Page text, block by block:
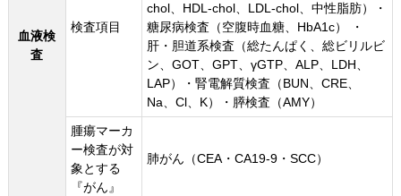
血液検
査
検査項目
chol、HDL-chol、LDL-chol、中性脂肪）・
糖尿病検査（空腹時血糖、HbA1c） ・
肝・胆道系検査（総たんぱく、総ビリルビ
ン、GOT、GPT、γGTP、ALP、LDH、
LAP）・腎電解質検査（BUN、CRE、
Na、Cl、K）・膵検査（AMY）
腫瘍マーカ
ー検査が対
象とする
『がん』
肺がん（CEA・CA19-9・SCC）